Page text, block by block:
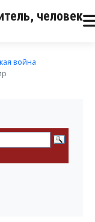
человек
война